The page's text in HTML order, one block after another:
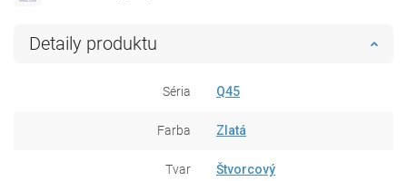
Detaily produktu
Séria Q45
Farba Zlatá
Tvar Štvorcový